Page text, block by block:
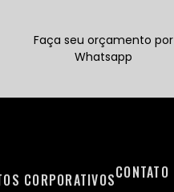
Faça seu orçamento por
Whatsapp
CORPORATIVOS CONTATO